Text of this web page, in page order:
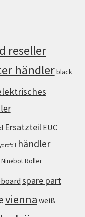
reseller
händlerblack
Ersatzteil EUC
händler
NinebotRoller
spare part
vienna weiß